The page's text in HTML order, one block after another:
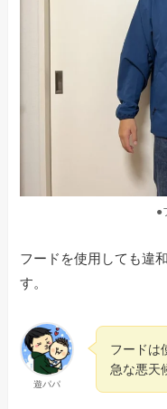
●
フードを使用しても違
す。
遊パパ
フードは
急な悪天